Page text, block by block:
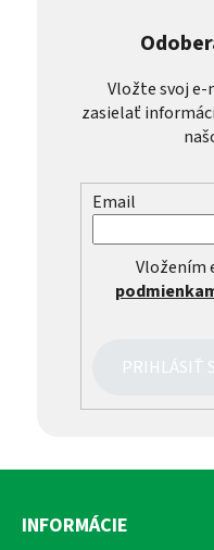
Vložte svoj e-
zasielať
Email
Vložením
PRIHLÁSIŤ
Z
INFORMÁCIE